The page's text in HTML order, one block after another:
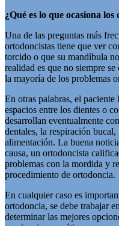
¿Qué es lo que ocasiona los
Una de las preguntas más
ortodoncistas tiene que ver
torcido o que su mandíbula
realidad es que no siempre
la mayoría de los problemas
En otras palabras, el paciente
espacios entre los dientes o
desarrollan eventualmente
dentales, la respiración
alimentación. La buena
causa, un ortodoncista
problemas con la mordida y
procedimiento de ortodoncia.
En cualquier caso es
ortodoncia, se debe trabajar
determinar las mejores